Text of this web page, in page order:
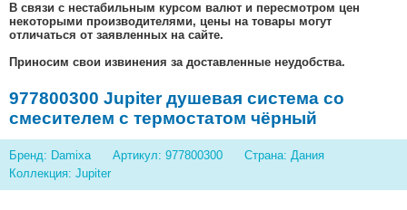
В связи с нестабильным курсом валют и пересмотром цен
некоторыми производителями, цены на товары могут
отличаться от заявленных на сайте.
Приносим свои извинения за доставленные неудобства.
977800300 Jupiter душевая система со
смесителем с термостатом чёрный
Бренд: Damixa Артикул: 977800300
Страна: Дания
Коллекция: Jupiter